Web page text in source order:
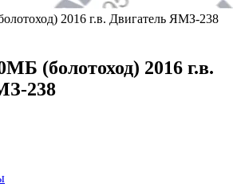
(болотоход) 2016 г.в.
238